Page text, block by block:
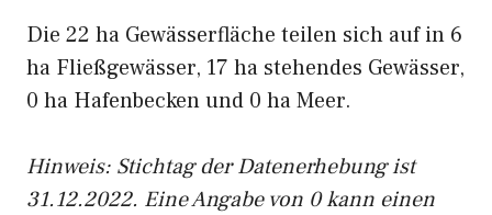
Die 22 ha Gewässerfläche teilen sich auf in 6
ha Fließgewässer, 17 ha stehendes Gewässer,
0 ha Hafenbecken und 0 ha Meer.
Hinweis: Stichtag der Datenerhebung ist
31.12.2022. Eine Angabe von 0 kann einen